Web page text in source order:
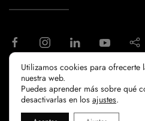
aviso legal
politica de
politicia de cookies
Utilizamos cookies para ofrecerte
nuestra web.
Puedes aprender más sobre qué
desactivarlas en los ajustes.